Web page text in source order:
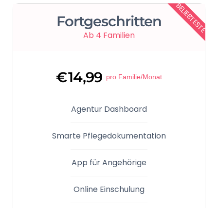
Fortgeschritten
Ab 4 Familien
€14,99 pro Familie/Monat
Agentur Dashboard
Smarte Pflegedokumentation
App für Angehörige
Online Einschulung
BELIEBTESTE